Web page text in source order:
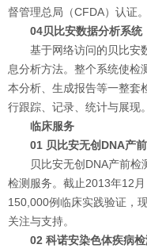
督管理总局（CFDA）认证。
04贝比安数据分析系统
基于网络访问的贝比安数
息分析方法。整个系统使检
本分析、生成报告等一整套
行跟踪、记录、统计与展现
临床服务
01 贝比安无创DNA产
贝比安无创DNA产前检
检测服务。截止2013年12
150,000例临床实践验证，
关注与支持。
02 科诺安染色体疾病检